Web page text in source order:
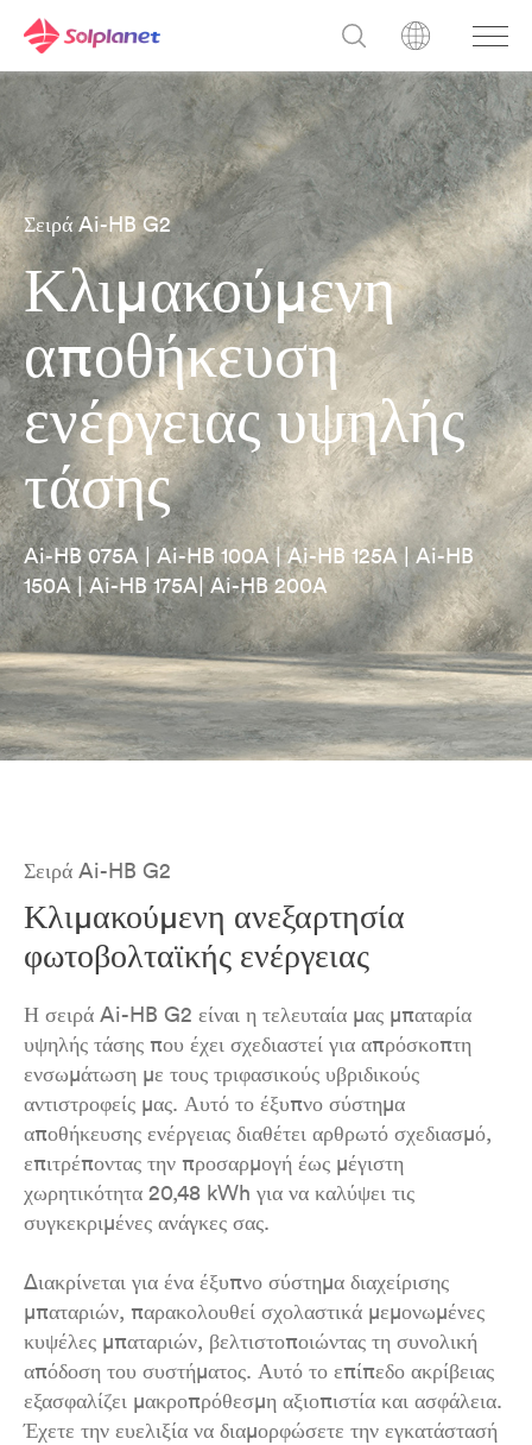
Σειρά Ai-HB G2
Κλιμακούμενη
αποθήκευση
ενέργειας υψηλής
τάσης
Ai-HB 075A | Ai-HB 100A | Ai-HB 125A | Ai-HB
150A | Ai-HB 175A| Ai-HB 200A
Σειρά Ai-HB G2
Κλιμακούμενη ανεξαρτησία
φωτοβολταϊκής ενέργειας
Η σειρά Ai-HB G2 είναι η τελευταία μας μπαταρία
υψηλής τάσης που έχει σχεδιαστεί για απρόσκοπτη
ενσωμάτωση με τους τριφασικούς υβριδικούς
αντιστροφείς μας. Αυτό το έξυπνο σύστημα
αποθήκευσης ενέργειας διαθέτει αρθρωτό σχεδιασμό,
επιτρέποντας την προσαρμογή έως μέγιστη
χωρητικότητα 20,48 kWh για να καλύψει τις
συγκεκριμένες ανάγκες σας.
Διακρίνεται για ένα έξυπνο σύστημα διαχείρισης
μπαταριών, παρακολουθεί σχολαστικά μεμονωμένες
κυψέλες μπαταριών, βελτιστοποιώντας τη συνολική
απόδοση του συστήματος. Αυτό το επίπεδο ακρίβειας
εξασφαλίζει μακροπρόθεσμη αξιοπιστία και ασφάλεια.
Έχετε την ευελιξία να διαμορφώσετε την εγκατάστασή